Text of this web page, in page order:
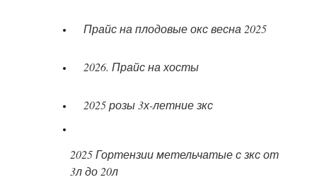
Прайс на плодовые окс весна 2025
2026. Прайс на хосты
2025 розы 3х-летние зкс
2025 Гортензии метельчатые с зкс от
3л до 20л